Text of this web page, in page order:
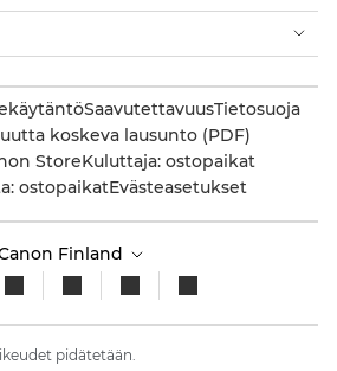
SaavutettavuusTietosuoja
koskeva lausunto (PDF)
StoreKuluttaja: ostopaikat
ostopaikatEvästeasetukset
Finland
pidätetään.